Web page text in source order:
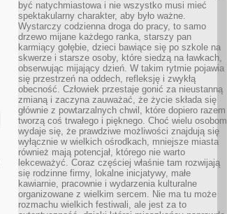
być natychmiastowa i nie wszystko musi mieć
spektakularny charakter, aby było ważne.
Wystarczy codzienna droga do pracy, to samo
drzewo mijane każdego ranka, starszy pan
karmiący gołębie, dzieci bawiące się po szkole na
skwerze i starsze osoby, które siedzą na ławkach,
obserwując mijający dzień. W takim rytmie pojawia
się przestrzeń na oddech, refleksję i zwykłą
obecność. Człowiek przestaje gonić za nieustanną
zmianą i zaczyna zauważać, że życie składa się
głównie z powtarzalnych chwil, które dopiero razem
tworzą coś trwałego i pięknego. Choć wielu osobom
wydaje się, że prawdziwe możliwości znajdują się
wyłącznie w wielkich ośrodkach, mniejsze miasta
również mają potencjał, którego nie warto
lekceważyć. Coraz częściej właśnie tam rozwijają
się rodzinne firmy, lokalne inicjatywy, małe
kawiarnie, pracownie i wydarzenia kulturalne
organizowane z wielkim sercem. Nie ma tu może
rozmachu wielkich festiwali, ale jest za to